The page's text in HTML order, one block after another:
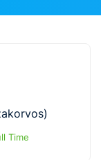
Time